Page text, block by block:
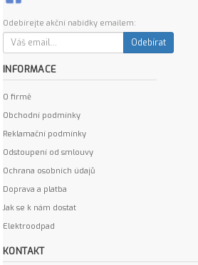
Odebírejte akční nabídky emailem:
Odebírat
INFORMACE
O firmě
Obchodní podmínky
Reklamační podmínky
Odstoupení od smlouvy
Ochrana osobních údajů
Doprava a platba
Jak se k nám dostat
Elektroodpad
KONTAKT